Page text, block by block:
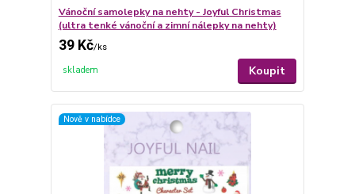
Vánoční samolepky na nehty - Joyful Christmas
(ultra tenké vánoční a zimní nálepky na nehty)
39 Kč/ks
skladem Koupit
Nově v nabídce